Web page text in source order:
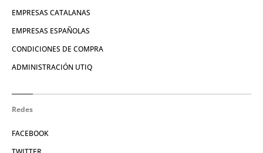
EMPRESAS CATALANAS
EMPRESAS ESPAÑOLAS
CONDICIONES DE COMPRA
ADMINISTRACIÓN UTIQ
Redes
FACEBOOK